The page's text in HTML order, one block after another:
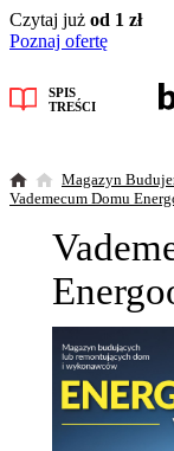
Czytaj już od 1 zł
Poznaj ofertę
SPIS
TREŚCI
Magazyn
Vademecum Domu